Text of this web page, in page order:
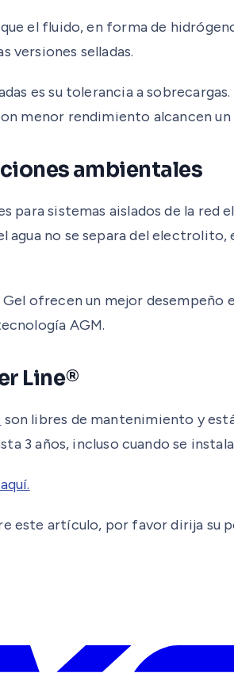
el fluido, en forma de
versiones selladas.
es su tolerancia a
menor rendimiento alcancen
ambientales
para sistemas aislados de la
agua no se separa del
ofrecen un mejor
AGM.
Line®
son libres de mantenimiento y
3 años, incluso cuando se
este artículo, por favor dirija su